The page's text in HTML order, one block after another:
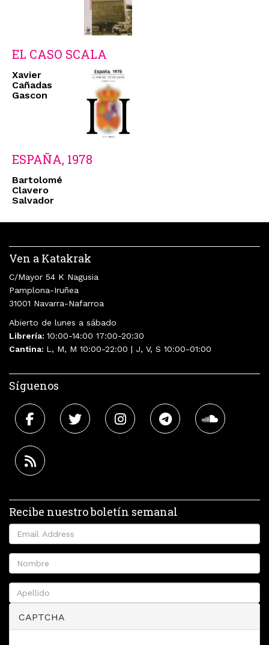
EL CASO SCALA
Xavier
Cañadas
Gascon
ESPAÑA, 1978
Bartolomé
Clavero
Salvador
Ven a Katakrak
C/Mayor 54 K Nagusia
Pamplona-Iruñea
31001 Navarra-Nafarroa
Abierto de lunes a sábado
Librería: 10:00-14:00 17:00-20:30
Cantina: L, M, M 10:00-22:00 | J, V, S 10:00-01:00
Síguenos
Recibe nuestro boletín semanal
CAPTCHA